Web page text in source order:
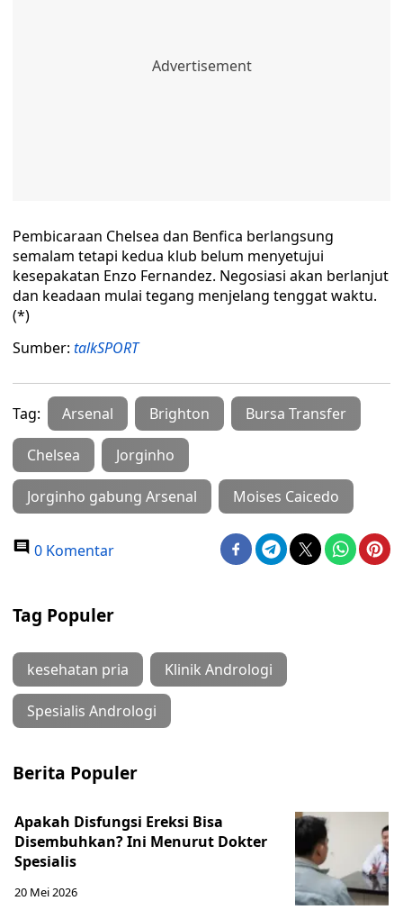
Pembicaraan Chelsea dan Benfica berlangsung
semalam tetapi kedua klub belum menyetujui
kesepakatan Enzo Fernandez. Negosiasi akan berlanjut
dan keadaan mulai tegang menjelang tenggat waktu.
(*)
Sumber: talkSPORT
Tag: Arsenal Brighton Bursa Transfer
Chelsea Jorginho
Jorginho gabung Arsenal Moises Caicedo
0 Komentar
Tag Populer
kesehatan pria Klinik Andrologi
Spesialis Andrologi
Berita Populer
Apakah Disfungsi Ereksi Bisa
Disembuhkan? Ini Menurut Dokter
Spesialis
20 Mei 2026